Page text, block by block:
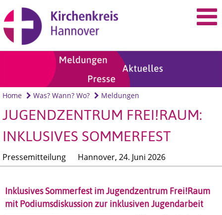
Home Was? Wann? Wo? Meldungen
JUGENDZENTRUM FREI!RAUM:
INKLUSIVES SOMMERFEST
Pressemitteilung Hannover, 24. Juni 2026
Inklusives Sommerfest im Jugendzentrum Frei!Raum
mit Podiumsdiskussion zur inklusiven Jugendarbeit